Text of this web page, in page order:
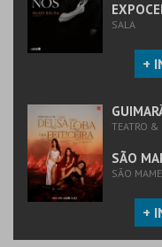
SALA
+
TEATRO &
SÃO
SÃO
+